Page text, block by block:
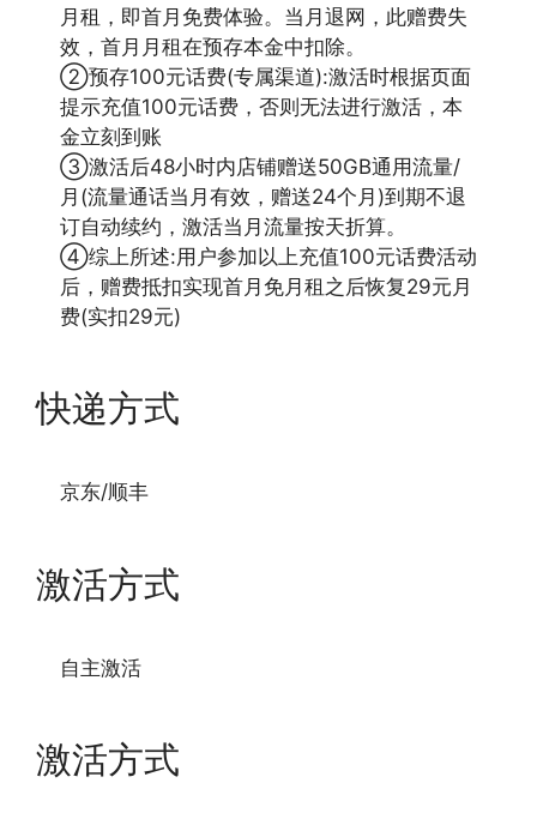
月租，即首月免费体验。当月退网，此赠费失
效，首月月租在预存本金中扣除。
②预存100元话费(专属渠道):激活时根据页面
提示充值100元话费，否则无法进行激活，本
金立刻到账
③激活后48小时内店铺赠送50GB通用流量/
月(流量通话当月有效，赠送24个月)到期不退
订自动续约，激活当月流量按天折算。
④综上所述:用户参加以上充值100元话费活动
后，赠费抵扣实现首月免月租之后恢复29元月
费(实扣29元)
快递方式
京东/顺丰
激活方式
自主激活
激活方式